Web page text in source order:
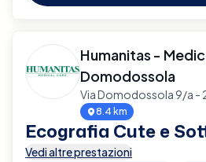
Humanitas -
Domodossola
Via Domodossola 9/a -
8.4 km
Ecografia Cute e
Vedi altre prestazioni